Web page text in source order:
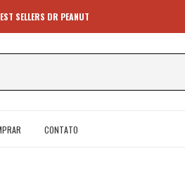
SELLERS DR PEANUT
CONTATO